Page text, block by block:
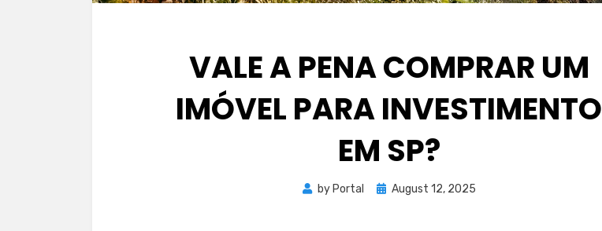
VALE A PENA COMPRAR UM
IMÓVEL PARA INVESTIMENTO
EM SP?
by Portal
Posted
August 12, 2025